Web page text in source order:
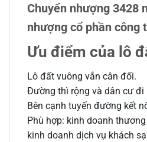
Chuyển nhượng 3428
nhượng cổ phần công
Ưu điểm của lô
Lô đất vuông vắn cân đối.
Đường thì rộng và dân cư đi
Bên cạnh tuyến đường kết
Phù hợp: kinh doanh
kinh doanh dịch vụ khách